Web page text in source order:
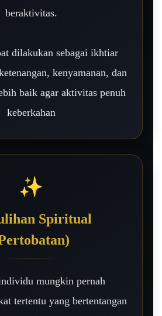
beraktivitas.
dilakukan sebagai ikhtiar
kenyamanan, dan
baik agar aktivitas penuh
keberkahan
✨
Spiritual
mungkin pernah
tertentu yang bertentangan